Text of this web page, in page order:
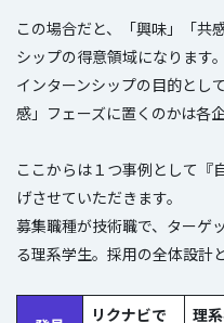
この場合だと、「興味」「共
シップの得意領域になります。
インターンシップの目的とし
感」フェーズに置くのかは各
ここからは１つ事例として
げさせていただきます。
募集職種が技術職で、ターゲ
る理系学生。採用の全体設計
リクナビで
理